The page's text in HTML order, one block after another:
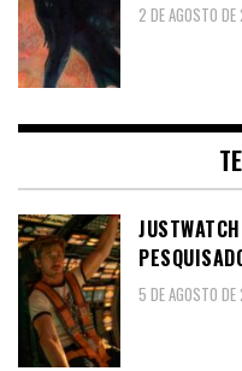
2 DE AGOSTO
5 DE AGOSTO